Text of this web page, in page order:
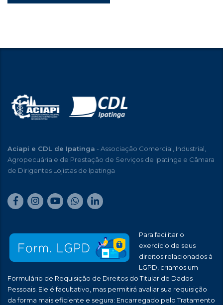
Aciapi e CDL de Ipatinga - Associação Comercial, Industrial,
Agropecuária e de Prestação de Serviços de Ipatinga e Câmara
de Dirigentes Lojistas de Ipatinga
Para facilitar o
exercício de seus
direitos relacionados à
LGPD, criamos um
Formulário de Requisição de Direitos do Titular de Dados
Pessoais. Ele é facultativo, mas permitirá avaliar sua requisição
da forma mais eficiente e segura: Encarregado pelo Tratamento